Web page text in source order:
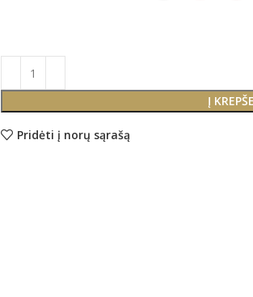
Į
Pridėti į norų sąrašą